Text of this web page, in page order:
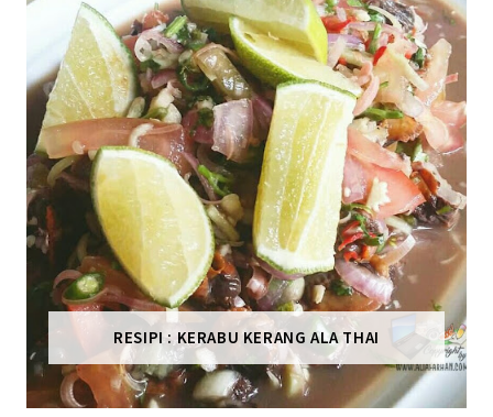
RESIPI : KERABU KERANG ALA THAI